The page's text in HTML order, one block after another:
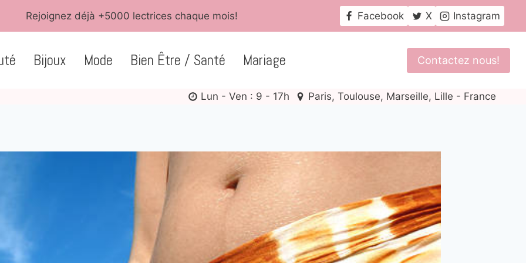
Rejoignez déjà +5000 lectrices chaque mois! Facebook X Instagram
Bijoux Mode Bien Être / Santé Mariage Contactez nous!
Lun - Ven : 9 - 17h Paris, Toulouse, Marseille, Lille - France